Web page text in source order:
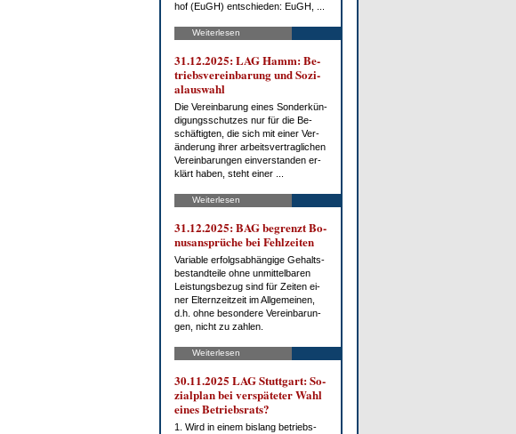
hof (EuGH) ent­schie­den: EuGH, ...
Weiterlesen
31.12.2025: LAG Hamm: Be­
triebs­ver­ein­ba­rung und So­zi­
al­aus­wahl
Die Ver­ein­ba­rung ei­nes Son­der­kün­
di­gungs­schut­zes nur für die Be­
schäf­tig­ten, die sich mit ei­ner Ver­
än­de­rung ih­rer ar­beits­ver­trag­li­chen
Ver­ein­ba­run­gen ein­ver­stan­den er­
klärt ha­ben, steht ei­ner ...
Weiterlesen
31.12.2025: BAG be­grenzt Bo­
nus­an­sprü­che bei Fehl­zei­ten
Va­ria­ble er­folgs­ab­hän­gi­ge Ge­halts­
be­stand­tei­le oh­ne un­mit­tel­ba­ren
Leis­tungs­be­zug sind für Zei­ten ei­
ner El­tern­zeit­zeit im All­ge­mei­nen,
d.h. oh­ne be­son­de­re Ver­ein­ba­run­
gen, nicht zu zah­len.
Weiterlesen
30.11.2025 LAG Stutt­gart: So­
zi­al­plan bei ver­spä­te­ter Wahl
ei­nes Be­triebs­rats?
1. Wird in ei­nem bis­lang be­triebs­